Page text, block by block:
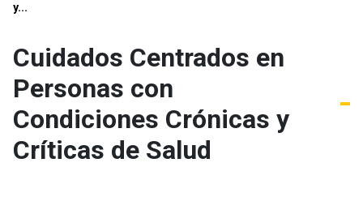
y...
Cuidados Centrados en
Personas con
Condiciones Crónicas y
Críticas de Salud